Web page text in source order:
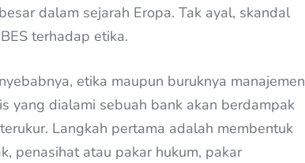
dalam sejarah Eropa. Tak ayal, skandal
terhadap etika.
etika maupun buruknya manajemen
yang dialami sebuah bank akan berdampak
Langkah pertama adalah membentuk
penasihat atau pakar hukum, pakar